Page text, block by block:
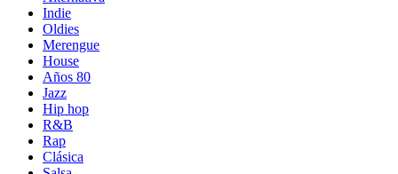
Indie
Oldies
Merengue
House
Años 80
Jazz
Hip hop
R&B
Rap
Clásica